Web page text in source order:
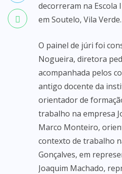
decorreram na Escola
em Soutelo, Vila Verde.
O painel de júri foi
Nogueira, diretora
acompanhada pelos
antigo docente da
orientador de
trabalho na empresa
Marco Monteiro,
contexto de trabalho
Gonçalves, em
Joaquim Machado,